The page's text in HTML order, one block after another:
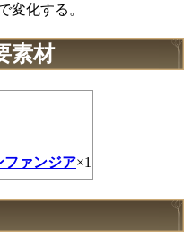
変化する。
素材
ファンジア×1